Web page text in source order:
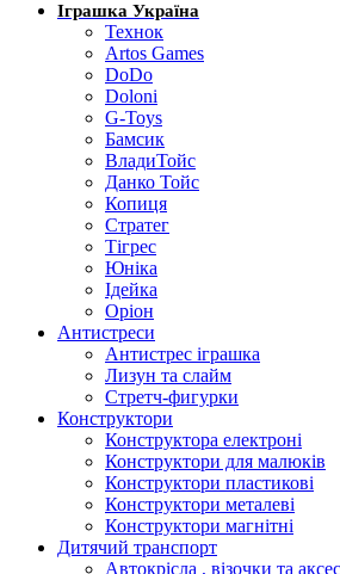
Іграшка Україна
Технок
Artos Games
DoDo
Doloni
G-Toys
Бамсик
ВладиТойс
Данко Тойс
Копиця
Стратег
Тігрес
Юніка
Ідейка
Оріон
Антистреси
Антистрес іграшка
Лизун та слайм
Стретч-фигурки
Конструктори
Конструктора електроні
Конструктори для малюків
Конструктори пластикові
Конструктори металеві
Конструктори магнітні
Дитячий транспорт
Автокрісла , візочки та